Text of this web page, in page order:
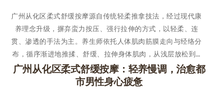
广州从化区柔式舒缓按摩源自传统轻柔推拿技法，经过现代康
养理念升级，摒弃蛮力按压、强行拉伸的方式，以轻柔、连
贯、渗透的手法为主。养生师依托人体肌肉筋膜走向与经络分
布，循序渐进地推揉、舒缓、拉伸身体肌肉，从浅层放松到…
广州从化区柔式舒缓按摩：轻养慢调，治愈都
市男性身心疲惫